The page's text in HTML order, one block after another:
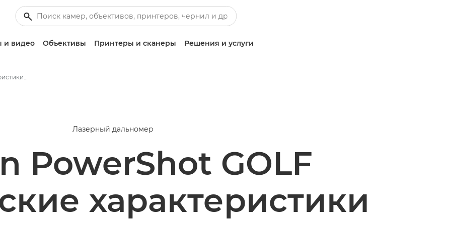
и видео Объективы Принтеры и сканеры Решения и услуги
Технические характеристики дальномера Canon PowerShot GOLF
Лазерный дальномер
PowerShot GOLF
характеристики